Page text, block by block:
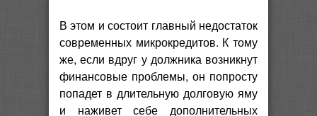
В этом и состоит главный недостаток
современных микрокредитов. К тому
же, если вдруг у должника возникнут
финансовые проблемы, он попросту
попадет в длительную долговую яму
и наживет себе дополнительных